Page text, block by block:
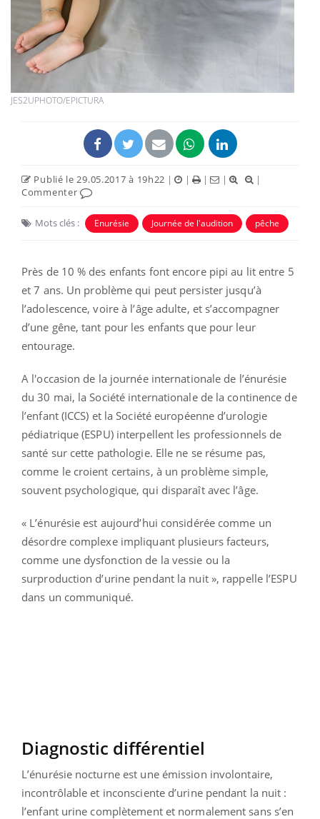
JES2UPHOTO/EPICTURA
Publié le 29.05.2017 à 19h22 | | | |
|
Commenter
Mots clés : Enurésie Journée de l'audition pêche
Près de 10 % des enfants font encore pipi au lit entre 5
et 7 ans. Un problème qui peut persister jusqu’à
l’adolescence, voire à l’âge adulte, et s’accompagner
d’une gêne, tant pour les enfants que pour leur
entourage.
A l'occasion de la journée internationale de l’énurésie
du 30 mai, la Société internationale de la continence de
l’enfant (ICCS) et la Société européenne d’urologie
pédiatrique (ESPU) interpellent les professionnels de
santé sur cette pathologie. Elle ne se résume pas,
comme le croient certains, à un problème simple,
souvent psychologique, qui disparaît avec l’âge.
« L’énurésie est aujourd’hui considérée comme un
désordre complexe impliquant plusieurs facteurs,
comme une dysfonction de la vessie ou la
surproduction d’urine pendant la nuit », rappelle l’ESPU
dans un communiqué.
Diagnostic différentiel
L’énurésie nocturne est une émission involontaire,
incontrôlable et inconsciente d’urine pendant la nuit :
l’enfant urine complètement et normalement sans s’en